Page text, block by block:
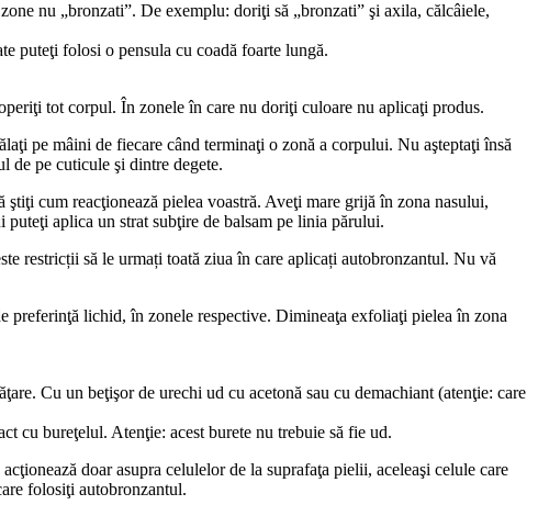
nu „bronzati”. De exemplu: doriţi să „bronzati” şi axila, călcâiele,
puteţi folosi o pensula cu coadă foarte lungă.
tot corpul. În zonele în care nu doriţi culoare nu aplicaţi produs.
pe mâini de fiecare când terminaţi o zonă a corpului. Nu aşteptaţi însă
de pe cuticule şi dintre degete.
cum reacţionează pielea voastră. Aveţi mare grijă în zona nasului,
aplica un strat subţire de balsam pe linia părului.
restricții să le urmați toată ziua în care aplicați autobronzantul. Nu vă
preferinţă lichid, în zonele respective. Dimineaţa exfoliaţi pielea în zona
Cu un beţişor de urechi ud cu acetonă sau cu demachiant (atenţie: care
cu bureţelul. Atenţie: acest burete nu trebuie să fie ud.
doar asupra celulelor de la suprafaţa pielii, aceleaşi celule care
folosiţi autobronzantul.